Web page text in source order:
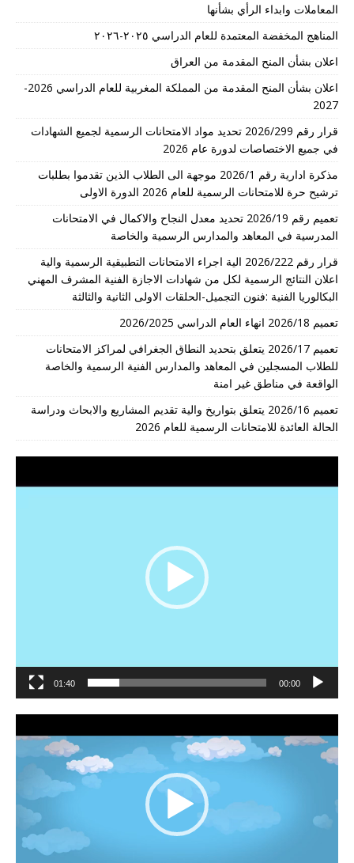
المعاملات وابداء الرأي بشأنها
المناهج المخفضة المعتمدة للعام الدراسي ٢٠٢٥-٢٠٢٦
اعلان بشأن المنح المقدمة من العراق
اعلان بشأن المنح المقدمة من المملكة المغربية للعام الدراسي 2026-
2027
قرار رقم 2026/299 تحديد مواد الامتحانات الرسمية لجميع الشهادات
في جميع الاختصاصات لدورة عام 2026
مذكرة ادارية رقم 2026/1 موجهة الى الطلاب الذين تقدموا بطلبات
ترشيح حرة للامتحانات الرسمية للعام 2026 الدورة الاولى
تعميم رقم 2026/19 تحديد معدل النجاح والاكمال في الامتحانات
المدرسية في المعاهد والمدارس الرسمية والخاصة
قرار رقم 2026/222 الية اجراء الامتحانات التطبيقية الرسمية والية
اعلان النتائج الرسمية لكل من شهادات الاجازة الفنية المشرف المهني
البكالوريا الفنية :فنون التجميل-الحلقات الاولى الثانية والثالثة
تعميم 2026/18 انهاء العام الدراسي 2026/2025
تعميم 2026/17 يتعلق بتحديد النطاق الجغرافي لمراكز الامتحانات
للطلاب المسجلين في المعاهد والمدارس الفنية الرسمية والخاصة
الواقعة في مناطق غير امنة
تعميم 2026/16 يتعلق بتواريخ والية تقديم المشاريع والابحاث ودراسة
الحالة العائدة للامتحانات الرسمية للعام 2026
00:00
01:40
الفيديو